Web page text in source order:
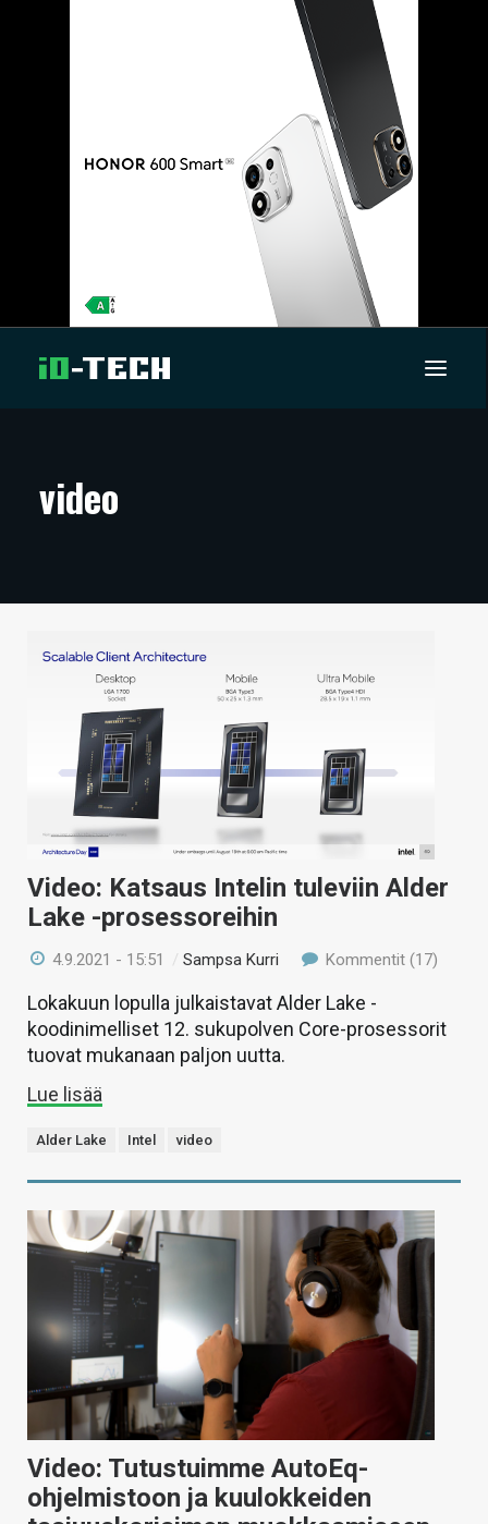
ARTIKKELIT
TECHBBS
TIETOA
VAIHDA TEEMA
HAKU
video
Video: Katsaus Intelin tuleviin Alder
Lake -prosessoreihin
4.9.2021 - 15:51 /Sampsa Kurri Kommentit (17)
Lokakuun lopulla julkaistavat Alder Lake -
koodinimelliset 12. sukupolven Core-prosessorit
tuovat mukanaan paljon uutta.
Lue lisää
Alder Lake Intel video
Video: Tutustuimme AutoEq-
ohjelmistoon ja kuulokkeiden